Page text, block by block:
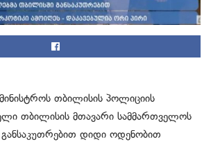
თბილისის პოლიციის
თბილისის მთავარი სამმართველოს
დიდი ოდენობით